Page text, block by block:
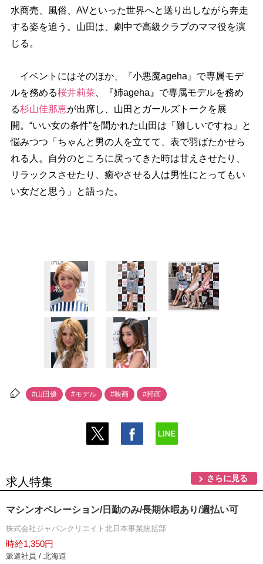
水商売、風俗、AVといった世界へと送り出しながら奔走
する姿を追う。山田は、劇中で高級クラブのママ役を演
じる。
イベントにはそのほか、『小悪魔ageha』で専属モデ
ルを務める桜井莉菜、『姉ageha』で専属モデルを務め
る杉山佳那恵が出席し、山田とガールズトークを展
開。“いい女の条件”を聞かれた山田は「難しいですね」と
悩みつつ「ちゃんと男の人を立てて、表で羽ばたかせら
れる人。自分のところに戻ってきた時は甘えさせたり、
リラックスさせたり、癒やさせる人は男性にとってもい
い女だと思う」と語った。
#山田優 #モデル #映画 #邦画
求人特集 さらに見る
マシンオペレーション/日勤のみ/長期休暇あり/週払い可
株式会社ジャパンクリエイト北日本事業統括部
時給1,350円
派遣社員 / 北海道